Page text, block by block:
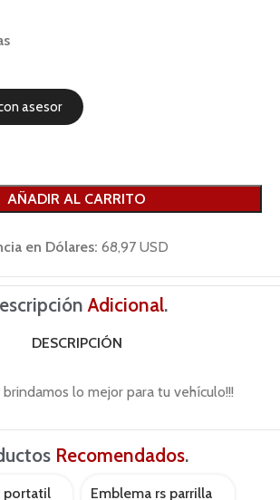
asesor
AÑADIR AL CARRITO
en Dólares: 68,97 USD
Adicional.
DESCRIPCIÓN
lo mejor para tu vehículo!!!
Recomendados.
portatil Emblema rs parrilla